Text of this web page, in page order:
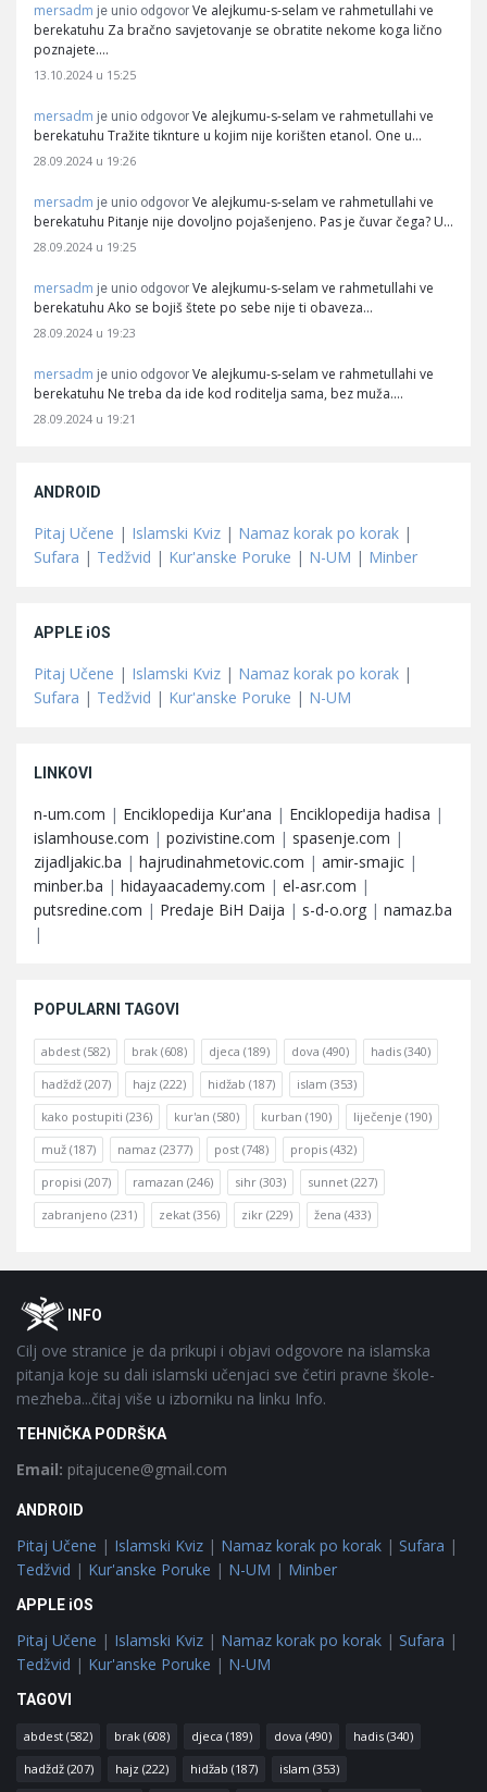
mersadm je unio odgovor Ve alejkumu-s-selam ve rahmetullahi ve
berekatuhu Za bračno savjetovanje se obratite nekome koga lično
poznajete.…
13.10.2024 u 15:25
mersadm je unio odgovor Ve alejkumu-s-selam ve rahmetullahi ve
berekatuhu Tražite tiknture u kojim nije korišten etanol. One u…
28.09.2024 u 19:26
mersadm je unio odgovor Ve alejkumu-s-selam ve rahmetullahi ve
berekatuhu Pitanje nije dovoljno pojašenjeno. Pas je čuvar čega? U…
28.09.2024 u 19:25
mersadm je unio odgovor Ve alejkumu-s-selam ve rahmetullahi ve
berekatuhu Ako se bojiš štete po sebe nije ti obaveza…
28.09.2024 u 19:23
mersadm je unio odgovor Ve alejkumu-s-selam ve rahmetullahi ve
berekatuhu Ne treba da ide kod roditelja sama, bez muža.…
28.09.2024 u 19:21
ANDROID
Pitaj Učene | Islamski Kviz | Namaz korak po korak |
Sufara | Tedžvid | Kur'anske Poruke | N-UM | Minber
APPLE iOS
Pitaj Učene | Islamski Kviz | Namaz korak po korak |
Sufara | Tedžvid | Kur'anske Poruke | N-UM
LINKOVI
n-um.com | Enciklopedija Kur'ana | Enciklopedija hadisa |
islamhouse.com | pozivistine.com | spasenje.com |
zijadljakic.ba | hajrudinahmetovic.com | amir-smajic |
minber.ba | hidayaacademy.com | el-asr.com |
putsredine.com | Predaje BiH Daija | s-d-o.org | namaz.ba
|
POPULARNI TAGOVI
abdest (582) brak (608) djeca (189) dova (490) hadis (340)
hadždž (207) hajz (222) hidžab (187) islam (353)
kako postupiti (236) kur'an (580) kurban (190) liječenje (190)
muž (187) namaz (2377) post (748) propis (432)
propisi (207) ramazan (246) sihr (303) sunnet (227)
zabranjeno (231) zekat (356) zikr (229) žena (433)
FooterOINFO
Cilj ove stranice je da prikupi i objavi odgovore na islamska
pitanja koje su dali islamski učenjaci sve četiri pravne škole-
mezheba...čitaj više u izborniku na linku Info.
TEHNIČKA PODRŠKA
Email: pitajucene@gmail.com
ANDROID
Pitaj Učene | Islamski Kviz | Namaz korak po korak | Sufara |
Tedžvid | Kur'anske Poruke | N-UM | Minber
APPLE iOS
Pitaj Učene | Islamski Kviz | Namaz korak po korak | Sufara |
Tedžvid | Kur'anske Poruke | N-UM
TAGOVI
abdest (582) brak (608) djeca (189) dova (490) hadis (340)
hadždž (207) hajz (222) hidžab (187) islam (353)